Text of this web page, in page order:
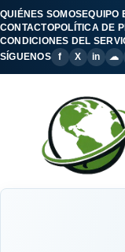
QUIÉNES SOMOSEQUIPO
CONTACTOPOLÍTICA DE
CONDICIONES DEL
SÍGUENOS
f X in ☁